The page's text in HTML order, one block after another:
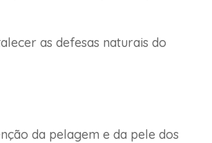
as defesas naturais do
da pelagem e da pele dos